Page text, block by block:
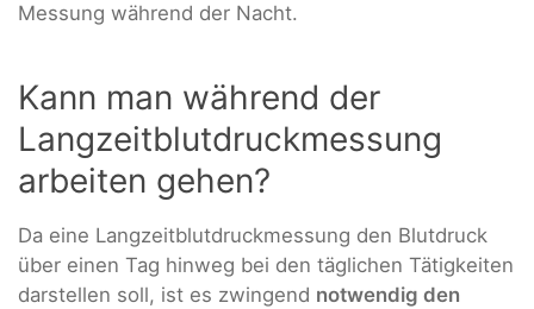
Messung während der Nacht.
Kann man während der
Langzeitblutdruckmessung
arbeiten gehen?
Da eine Langzeitblutdruckmessung den Blutdruck
über einen Tag hinweg bei den täglichen Tätigkeiten
darstellen soll, ist es zwingend notwendig den